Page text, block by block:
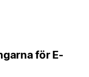
för E-